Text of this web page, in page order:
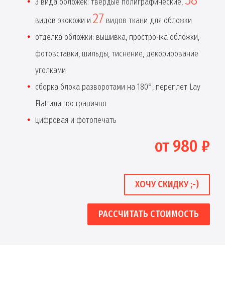
видов экокожи и 27 видов ткани для обложки
отделка обложки: вышивка, прострочка обложки,
фотовставки, шильды, тиснение, декорирование
уголками
сборка блока разворотами на 180°, переплет Lay
Flat или постранично
цифровая и фотопечать
от 980 ₽
ХОЧУ СКИДКУ ;-)
РАССЧИТАТЬ СТОИМОСТЬ